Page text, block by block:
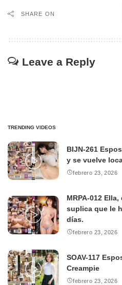
SHARE ON
Leave a Reply
TRENDING VIDEOS
BIJN-261
y se vuelve
febrero 23, 2026
MRPA-012
suplica que le
días.
febrero 23, 2026
SOAV-117
Creampie
febrero 23, 2026